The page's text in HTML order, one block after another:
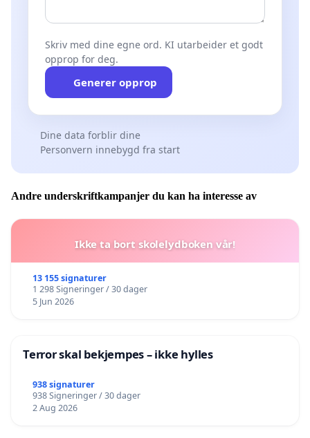
Skriv med dine egne ord. KI utarbeider et godt
opprop for deg.
Generer opprop
Dine data forblir dine
Personvern innebygd fra start
Andre underskriftkampanjer du kan ha interesse av
Ikke ta bort skolelydboken vår!
13 155 signaturer
1 298 Signeringer / 30 dager
5 Jun 2026
Terror skal bekjempes – ikke hylles
938 signaturer
938 Signeringer / 30 dager
2 Aug 2026